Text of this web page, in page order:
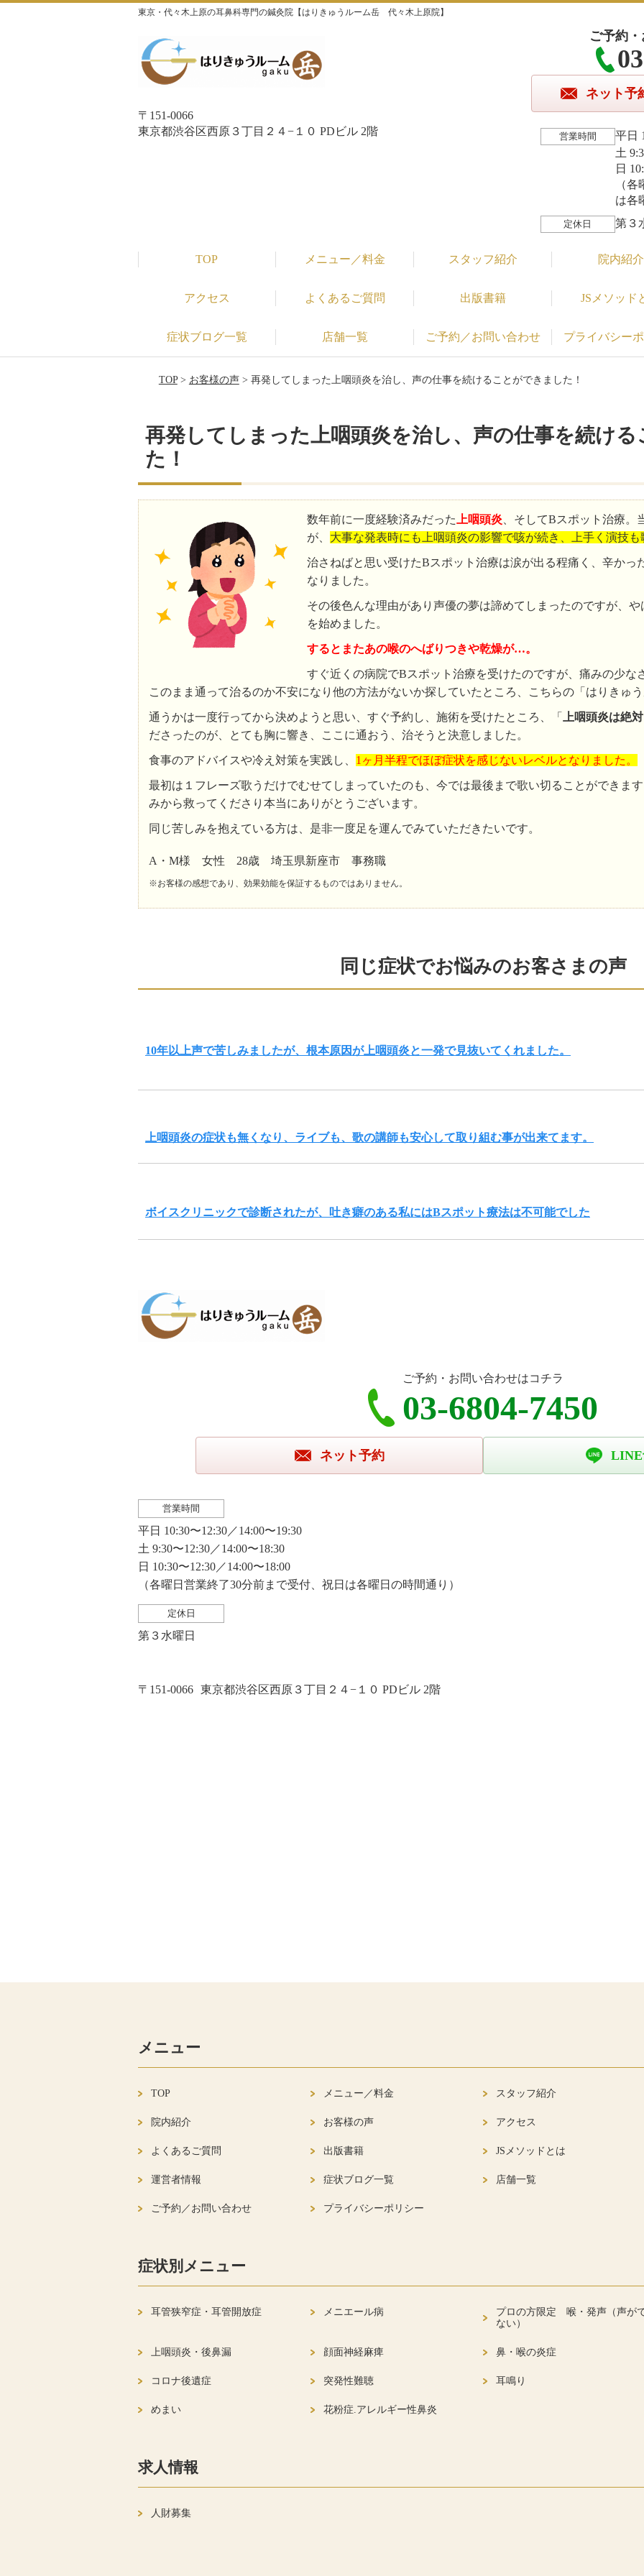
東京・代々木上原の耳鼻科専門の鍼灸院【はりきゅうルーム岳 代々木上原院】
〒151-0066
東京都渋谷区西原３丁目２４−１０ PDビル 2階
ご予約
ネット予
営業時間
平日
土
日
（
は各
定休日 第３
TOP メニュー／料金 スタッフ紹介 院内紹介
アクセス よくあるご質問 出版書籍 JSメソッド
症状ブログ一覧 店舗一覧 ご予約／お問い合わせ プライバシー
TOP> お客様の声> 再発してしまった上咽頭炎を治し、声の仕事を続けることができました！
再発してしまった上咽頭炎を治し、声の仕事を続け
た！
数年前に一度経験済みだった 上咽頭炎 、そしてBスポット治療
が、 大事な発表時にも上咽頭炎の影響で咳が続き、上手く演技
治さねばと思い受けたBスポット治療は涙が出る程痛く、辛かっ
なりました。
その後色んな理由があり声優の夢は諦めてしまったのですが、
を始めました。
するとまたあの喉のへばりつきや乾燥が…。
すぐ近くの病院でBスポット治療を受けたのですが、痛みの少な
このまま通って治るのか不安になり他の方法がないか探していたところ、こちらの「はりきゅ
通うかは一度行ってから決めようと思い、すぐ予約し、施術を受けたところ、「
上咽頭炎は絶
ださったのが、とても胸に響き、ここに通おう、治そうと決意しました。
食事のアドバイスや冷え対策を実践し、 1ヶ月半程でほぼ症状を感じないレベルとなりました。
最初は１フレーズ歌うだけでむせてしまっていたのも、今では最後まで歌い切ることができま
みから救ってくださり本当にありがとうございます。
同じ苦しみを抱えている方は、是非一度足を運んでみていただきたいです。
A・M様 女性 28歳 埼玉県新座市 事務職
※お客様の感想であり、効果効能を保証するものではありません。
同じ症状でお悩みのお客さまの声
10年以上声で苦しみましたが、根本原因が上咽頭炎と一発で見抜いてくれました。
上咽頭炎の症状も無くなり、ライブも、歌の講師も安心して取り組む事が出来てます。
ボイスクリニックで診断されたが、吐き癖のある私にはBスポット療法は不可能でした
ご予約・お問い合わせはコチラ
03-6804-7450
ネット予約 LINE
営業時間
平日 10:30〜12:30／14:00〜19:30
土 9:30〜12:30／14:00〜18:30
日 10:30〜12:30／14:00〜18:00
（各曜日営業終了30分前まで受付、祝日は各曜日の時間通り）
定休日
第３水曜日
〒151-0066 東京都渋谷区西原３丁目２４−１０ PDビル 2階
メニュー
TOP メニュー／料金 スタッフ紹介
院内紹介 お客様の声 アクセス
よくあるご質問 出版書籍 JSメソッドとは
運営者情報 症状ブログ一覧 店舗一覧
ご予約／お問い合わせ プライバシーポリシー
症状別メニュー
耳管狭窄症・耳管開放症 メニエール病
プロの方限定 喉・発声（声が
ない）
上咽頭炎・後鼻漏 顔面神経麻痺 鼻・喉の炎症
コロナ後遺症 突発性難聴 耳鳴り
めまい 花粉症.アレルギー性鼻炎
求人情報
人財募集